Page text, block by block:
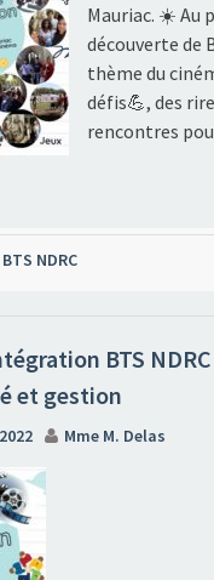
Mauriac. ☀️ Au
découverte de
thème du
défis💪, des
rencontres
BTS NDRC
BTS
et gestion
Mme M. Delas